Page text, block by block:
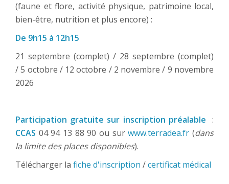
(faune et flore, activité physique, patrimoine local,
bien-être, nutrition et plus encore) :
De 9h15 à 12h15
21 septembre (complet) / 28 septembre (complet)
/ 5 octobre / 12 octobre / 2 novembre / 9 novembre
2026
Participation gratuite sur inscription préalable :
CCAS 04 94 13 88 90 ou surwww.terradea.fr (dans
la limite des places disponibles).
Télécharger la fiche d'inscription /certificat médical